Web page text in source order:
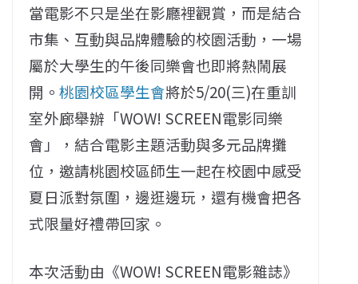
當電影不只是坐在影廳裡觀賞，而是結合
市集、互動與品牌體驗的校園活動，一場
屬於大學生的午後同樂會也即將熱鬧展
開。 桃園校區學生會將於5/20(三)在重訓
室外廊舉辦「WOW! SCREEN電影同樂
會」，結合電影主題活動與多元品牌攤
位，邀請桃園校區師生一起在校園中感受
夏日派對氛圍，邊逛邊玩，還有機會把各
式限量好禮帶回家。
本次活動由《WOW! SCREEN電影雜誌》